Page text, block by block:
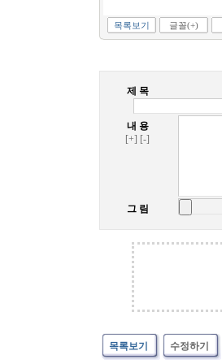
목록보기 글꼴(+)
제 목
내 용
[+] [-]
그 림
목록보기 수정하기